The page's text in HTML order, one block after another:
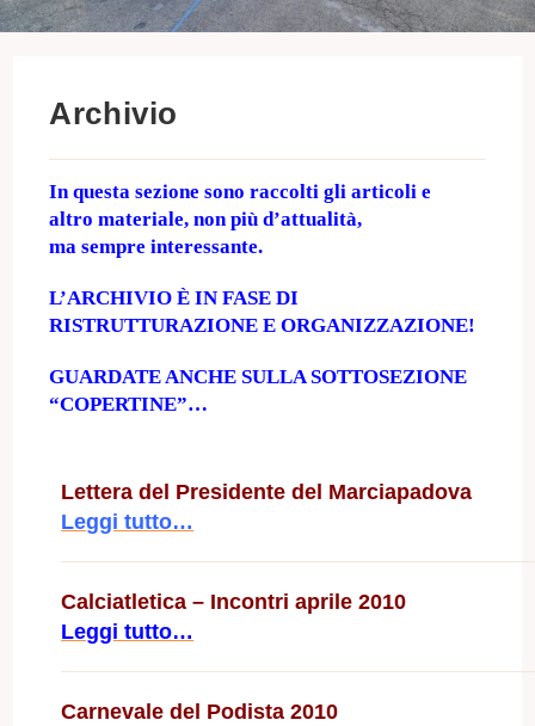
Archivio
In questa sezione sono raccolti gli articoli e
altro materiale, non più d’attualità,
ma sempre interessante.
L’ARCHIVIO È IN FASE DI
RISTRUTTURAZIONE E ORGANIZZAZIONE!
GUARDATE ANCHE SULLA SOTTOSEZIONE
“COPERTINE”…
Lettera del Presidente del Marciapadova
Leggi tutto…
Calciatletica – Incontri aprile 2010
Leggi tutto…
Carnevale del Podista 2010